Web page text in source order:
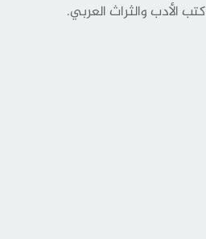
الأدب والثراث العربي.